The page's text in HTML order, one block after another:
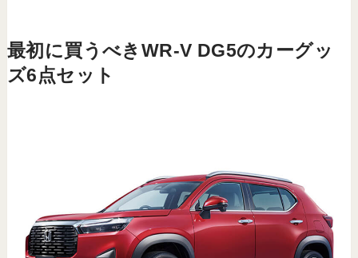
最初に買うべきWR-V DG5のカーグッ
ズ6点セット